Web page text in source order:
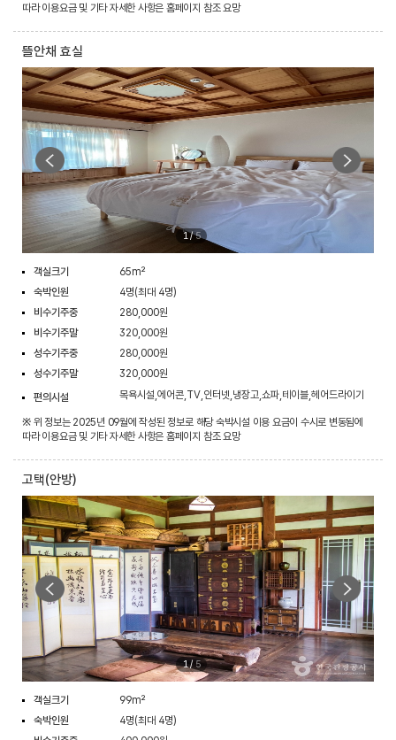
따라 이용요금 및 기타 자세한 사항은 홈페이지 참조 요망
뜰안채 효실
1/5
객실크기
65m²
숙박인원
4명(최대 4명)
비수기주중
280,000원
비수기주말
320,000원
성수기주중
280,000원
성수기주말
320,000원
편의시설
목욕시설,에어콘,TV,인터넷,냉장고,쇼파,테이블,헤어드라이기
※ 위 정보는 2025년 09월에 작성된 정보로 해당 숙박시설 이용 요금이 수시로 변동됨에
따라 이용요금 및 기타 자세한 사항은 홈페이지 참조 요망
고택(안방)
1 / 5
객실크기
99m²
숙박인원
4명(최대 4명)